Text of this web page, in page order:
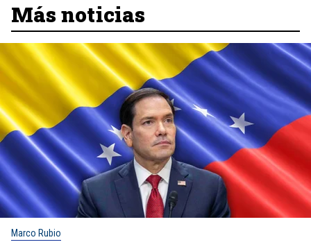
Más noticias
Marco Rubio